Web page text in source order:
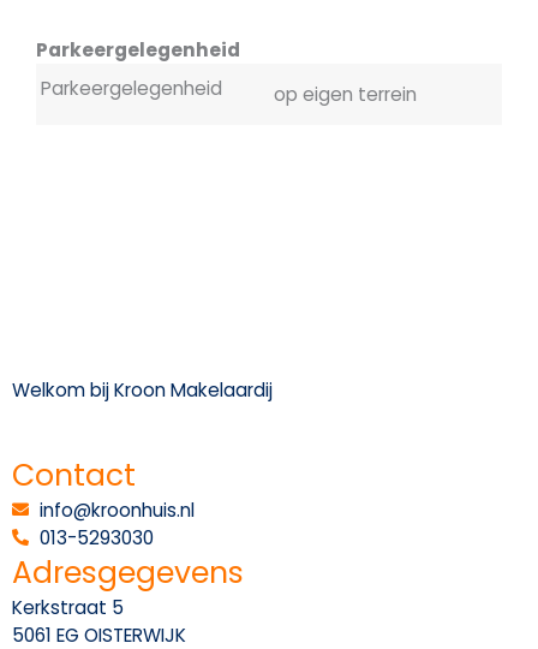
Parkeergelegenheid
Parkeergelegenheid
op eigen terrein
Welkom bij Kroon Makelaardij
Contact
info@kroonhuis.nl
013-5293030
Adresgegevens
Kerkstraat 5
5061 EG OISTERWIJK